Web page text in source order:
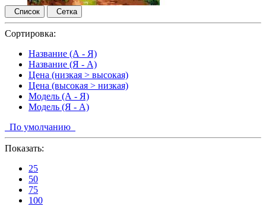
Список Сетка
Сортировка:
Название (А - Я)
Название (Я - А)
Цена (низкая > высокая)
Цена (высокая > низкая)
Модель (А - Я)
Модель (Я - А)
По умолчанию
Показать:
25
50
75
100